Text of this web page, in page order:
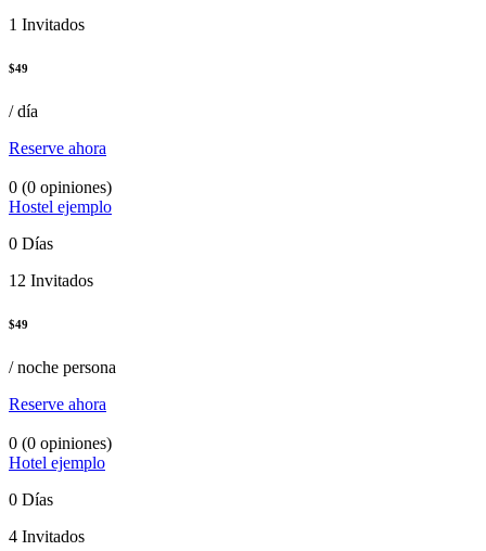
1 Invitados
$49
/ día
Reserve ahora
0 (0 opiniones)
Hostel ejemplo
0 Días
12 Invitados
$49
/ noche persona
Reserve ahora
0 (0 opiniones)
Hotel ejemplo
0 Días
4 Invitados